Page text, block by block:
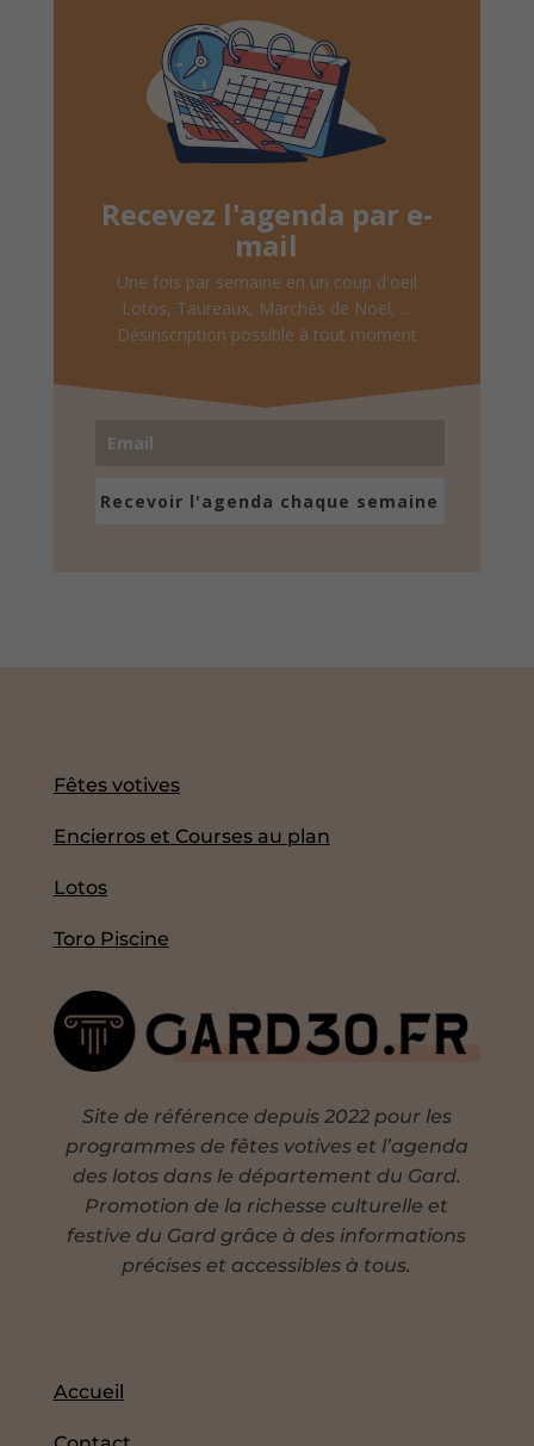
Recevez l'agenda par e-
mail
Une fois par semaine en un coup d'oeil
Lotos, Taureaux, Marchés de Noël, ...
Désinscription possible à tout moment
Recevoir l'agenda chaque semaine
Fêtes votives
Encierros et Courses au plan
Lotos
Toro Piscine
Site de référence depuis 2022 pour les
programmes de fêtes votives et l’agenda
des lotos dans le département du Gard.
Promotion de la richesse culturelle et
festive du Gard grâce à des informations
précises et accessibles à tous.
Accueil